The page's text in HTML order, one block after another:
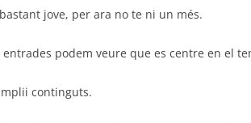
jove, per ara no te ni un més.
entrades podem veure que es centre en el
continguts.